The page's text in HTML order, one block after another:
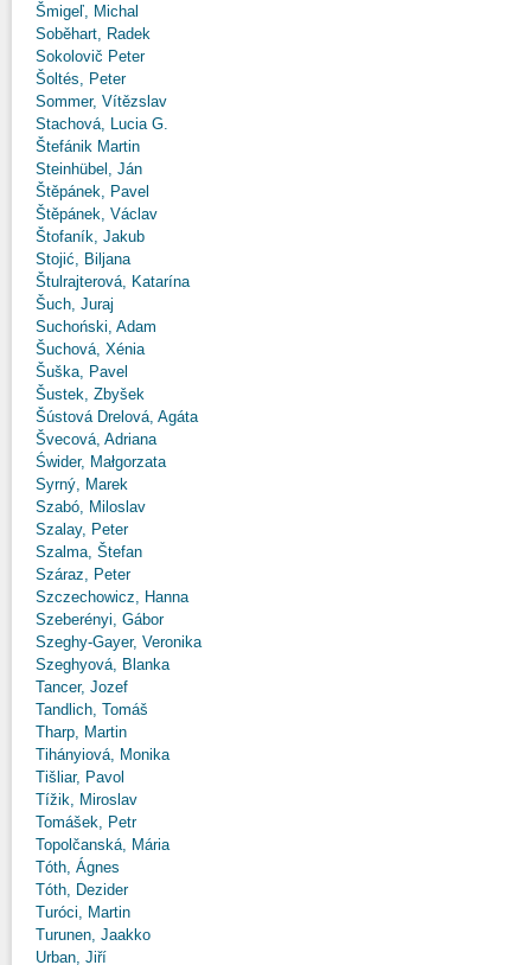
Šmigeľ, Michal
Soběhart, Radek
Sokolovič Peter
Šoltés, Peter
Sommer, Vítězslav
Stachová, Lucia G.
Štefánik Martin
Steinhübel, Ján
Štěpánek, Pavel
Štěpánek, Václav
Štofaník, Jakub
Stojić, Biljana
Štulrajterová, Katarína
Šuch, Juraj
Suchoński, Adam
Šuchová, Xénia
Šuška, Pavel
Šustek, Zbyšek
Šústová Drelová, Agáta
Švecová, Adriana
Świder, Małgorzata
Syrný, Marek
Szabó, Miloslav
Szalay, Peter
Szalma, Štefan
Száraz, Peter
Szczechowicz, Hanna
Szeberényi, Gábor
Szeghy-Gayer, Veronika
Szeghyová, Blanka
Tancer, Jozef
Tandlich, Tomáš
Tharp, Martin
Tihányiová, Monika
Tišliar, Pavol
Tížik, Miroslav
Tomášek, Petr
Topolčanská, Mária
Tóth, Ágnes
Tóth, Dezider
Turóci, Martin
Turunen, Jaakko
Urban, Jiří